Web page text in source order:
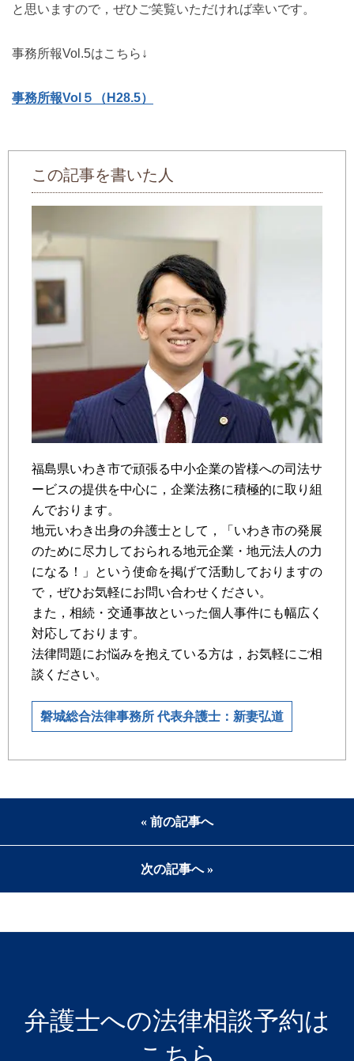
と思いますので，ぜひご笑覧いただければ幸いです。
事務所報Vol.5はこちら↓
事務所報Vol５（H28.5）
この記事を書いた人
福島県いわき市で頑張る中小企業の皆様への司法サ
ービスの提供を中心に，企業法務に積極的に取り組
んでおります。
地元いわき出身の弁護士として，「いわき市の発展
のために尽力しておられる地元企業・地元法人の力
になる！」という使命を掲げて活動しておりますの
で，ぜひお気軽にお問い合わせください。
また，相続・交通事故といった個人事件にも幅広く
対応しております。
法律問題にお悩みを抱えている方は，お気軽にご相
談ください。
磐城総合法律事務所 代表弁護士：新妻弘道
« 前の記事へ
次の記事へ »
弁護士への法律相談予約は
こちら